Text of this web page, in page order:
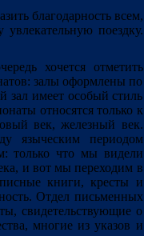
благодарность всем,
поездку.
хочется отметить
залы оформлены по
зал имеет особый стиль
относятся только к
век, железный век.
языческим периодом
только что мы видели
и вот мы переходим в
книги, кресты и
Отдел письменных
свидетельствующие о
многие из указов и